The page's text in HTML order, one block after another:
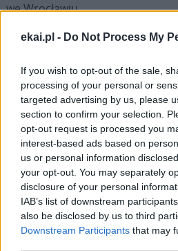
ekai.pl - Do Not Process My
If you wish to opt-out of the sale,
processing of your personal or
targeted advertising by us, please
section to confirm your selection.
opt-out request is processed you
interest-based ads based on
us or personal information
your opt-out. You may separately
disclosure of your personal
IAB’s list of downstream
also be disclosed by us to third
Downstream Participants that may
we Wrocławiu.
Na skutek tej wieloetapowej
Kościoła bizantyjsko-
polowego, zrównanego w
nich 15, w tym 1 Kościoła
rangę archidiecezji i jest
prowincji kościelnej. Ordynariat
skład żadnej metropolii i
Apostolskiej. Ponadto
ordynariuszem dla wiernych
nieposiadających w Polsce
dotyczy to wiernych obrządku